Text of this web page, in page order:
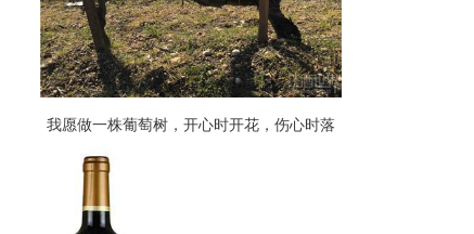
我愿做一株葡萄树，开心时开花，伤心时落